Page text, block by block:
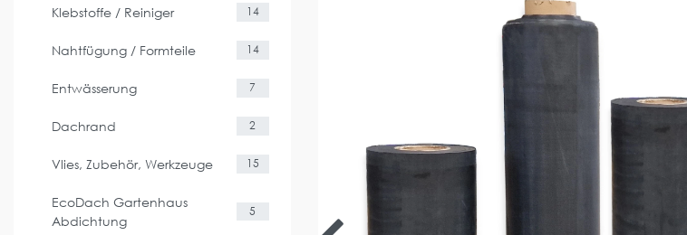
Klebstoffe / Reiniger 14
Nahtfügung / Formteile 14
Entwässerung 7
Dachrand 2
Vlies, Zubehör, Werkzeuge 15
EcoDach Gartenhaus
Abdichtung
5